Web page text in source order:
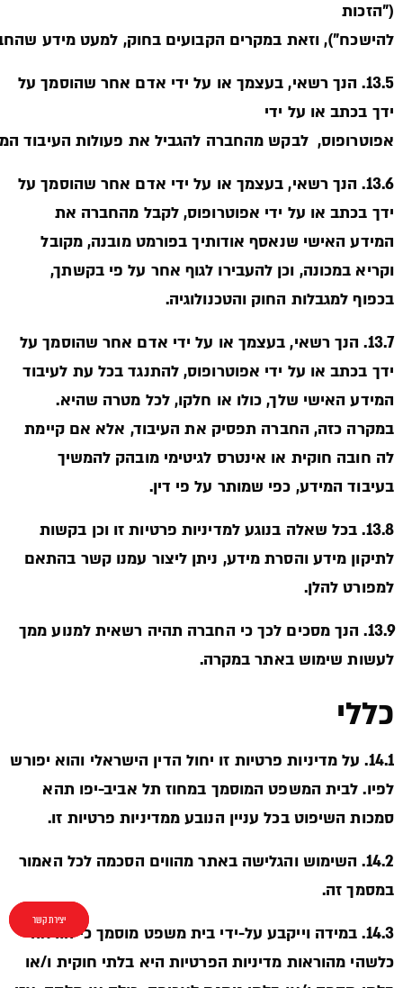
("הזכות
להישכח"), וזאת במקרים הקבועים בחוק, למעט מידע
13.5. הנך רשאי, בעצמך או על ידי אדם אחר שהוסמך על
ידך בכתב או על ידי
אפוטרופוס, לבקש מהחברה להגביל את פעולות העיבוד
13.6. הנך רשאי, בעצמך או על ידי אדם אחר שהוסמך על
ידך בכתב או על ידי אפוטרופוס, לקבל מהחברה את
המידע האישי שנאסף אודותיך בפורמט מובנה, מקובל
וקריא במכונה, וכן להעבירו לגוף אחר על פי בקשתך,
בכפוף למגבלות החוק והטכנולוגיה.
13.7. הנך רשאי, בעצמך או על ידי אדם אחר שהוסמך על
ידך בכתב או על ידי אפוטרופוס, להתנגד בכל עת לעיבוד
המידע האישי שלך, כולו או חלקו, לכל מטרה שהיא.
במקרה כזה, החברה תפסיק את העיבוד, אלא אם קיימת
לה חובה חוקית או אינטרס לגיטימי מובהק להמשיך
בעיבוד המידע, כפי שמותר על פי דין.
13.8. בכל שאלה בנוגע למדיניות פרטיות זו וכן בקשות
לתיקון מידע והסרת מידע, ניתן ליצור עמנו קשר בהתאם
למפורט להלן.
13.9. הנך מסכים לכך כי החברה תהיה רשאית למנוע ממך
לעשות שימוש באתר במקרה.
כללי
14.1. על מדיניות פרטיות זו יחול הדין הישראלי והוא יפורש
לפיו. לבית המשפט המוסמך במחוז תל אביב-יפו תהא
סמכות השיפוט בכל עניין הנובע ממדיניות פרטיות זו.
14.2. השימוש והגלישה באתר מהווים הסכמה לכל האמור
במסמך זה.
14.3. במידה וייקבע על-ידי בית משפט מוסמך כי הוראה
כלשהי מהוראות מדיניות הפרטיות היא בלתי חוקית ו/או
יצירת קשר
יצירת קשר